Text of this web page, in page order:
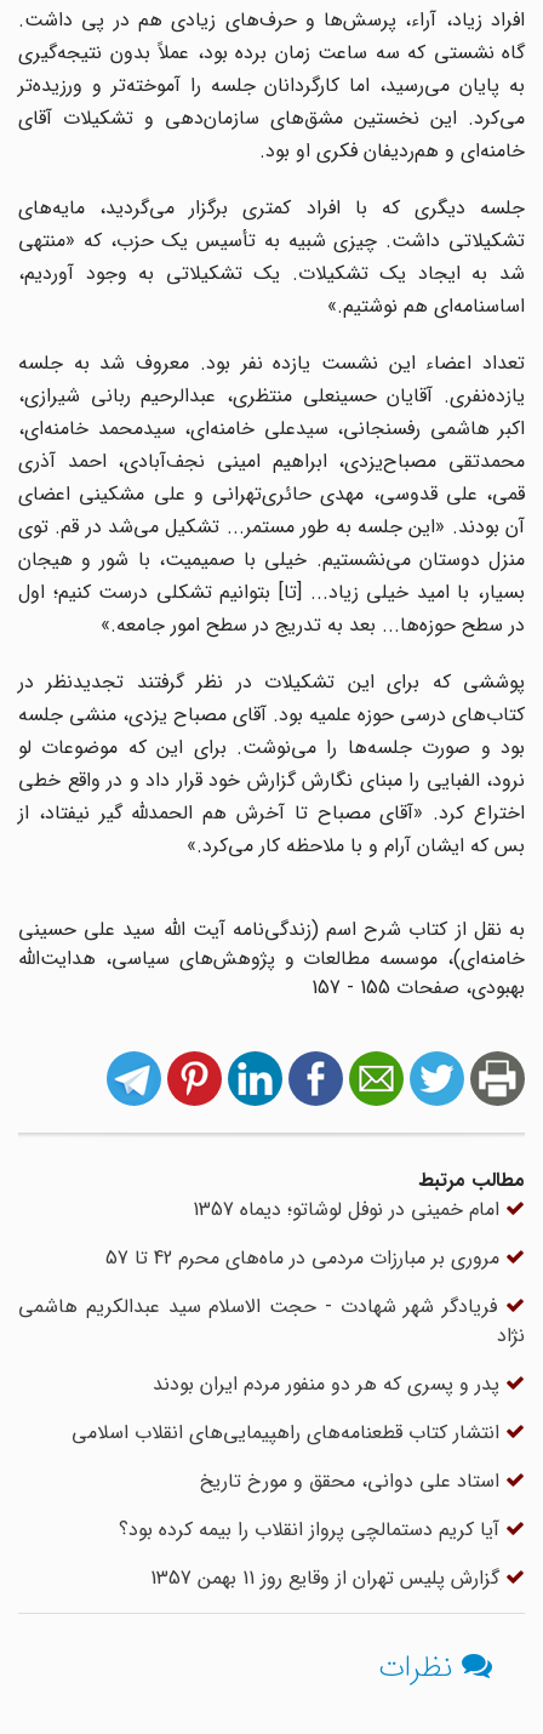
افراد زیاد، آراء، پرسش‌ها و حرف‌های زیادی هم در پی داشت.
گاه نشستی که سه ساعت زمان برده بود، عملاً بدون نتیجه‌گیری
به پایان می‌رسید، اما کارگردانان جلسه را آموخته‌تر و ورزیده‌تر
می‌کرد. این نخستین مشق‌های سازمان‌دهی و تشکیلات آقای
خامنه‌ای و هم‌ردیفان فکری او بود.
جلسه دیگری که با افراد کمتری برگزار می‌گردید، مایه‌های
تشکیلاتی داشت. چیزی شبیه به تأسیس یک حزب، که «منتهی
شد به ایجاد یک تشکیلات. یک تشکیلاتی به وجود آوردیم،
اساسنامه‌ای هم نوشتیم.»
تعداد اعضاء این نشست یازده نفر بود. معروف شد به جلسه
یازده‌نفری. آقایان حسینعلی منتظری، عبدالرحیم ربانی شیرازی،
اکبر هاشمی رفسنجانی، سیدعلی خامنه‌ای، سیدمحمد خامنه‌ای،
محمدتقی مصباح‌یزدی، ابراهیم امینی نجف‌آبادی، احمد آذری
قمی، علی قدوسی، مهدی حائری‌تهرانی و علی مشکینی اعضای
آن بودند. «این جلسه به طور مستمر... تشکیل می‌شد در قم. توی
منزل دوستان می‌نشستیم. خیلی با صمیمیت، با شور و هیجان
بسیار، با امید خیلی زیاد... [تا] بتوانیم تشکلی درست کنیم؛ اول
در سطح حوزه‌ها... بعد به تدریج در سطح امور جامعه.»
پوششی که برای این تشکیلات در نظر گرفتند تجدیدنظر در
کتاب‌های درسی حوزه علمیه بود. آقای مصباح یزدی، منشی جلسه
بود و صورت جلسه‌ها را می‌نوشت. برای این که موضوعات لو
نرود، الفبایی را مبنای نگارش گزارش خود قرار داد و در واقع خطی
اختراع کرد. «آقای مصباح تا آخرش هم الحمدلله گیر نیفتاد، از
بس که ایشان آرام و با ملاحظه کار می‌کرد.»
به نقل از کتاب شرح اسم (زندگی‌نامه آیت الله سید علی حسینی
خامنه‌ای)، موسسه مطالعات و پژوهش‌های سیاسی، هدایت‌الله
بهبودی، صفحات 155 - 157
مطالب مرتبط
امام خمینی در نوفل لوشاتو؛ دیماه 1357
مروری بر مبارزات مردمی در ماه‌های محرم 42 تا 57
فریادگر شهر شهادت - حجت الاسلام سید عبدالکریم هاشمی
نژاد
پدر و پسری که هر دو منفور مردم ایران بودند
انتشار کتاب قطعنامه‌های راهپیمایی‌های انقلاب اسلامی
استاد علی دوانی، محقق و مورخ تاریخ
آیا کریم دستمالچی پرواز انقلاب را بیمه کرده بود؟
گزارش پلیس تهران از وقایع روز 11 بهمن 1357
نظرات